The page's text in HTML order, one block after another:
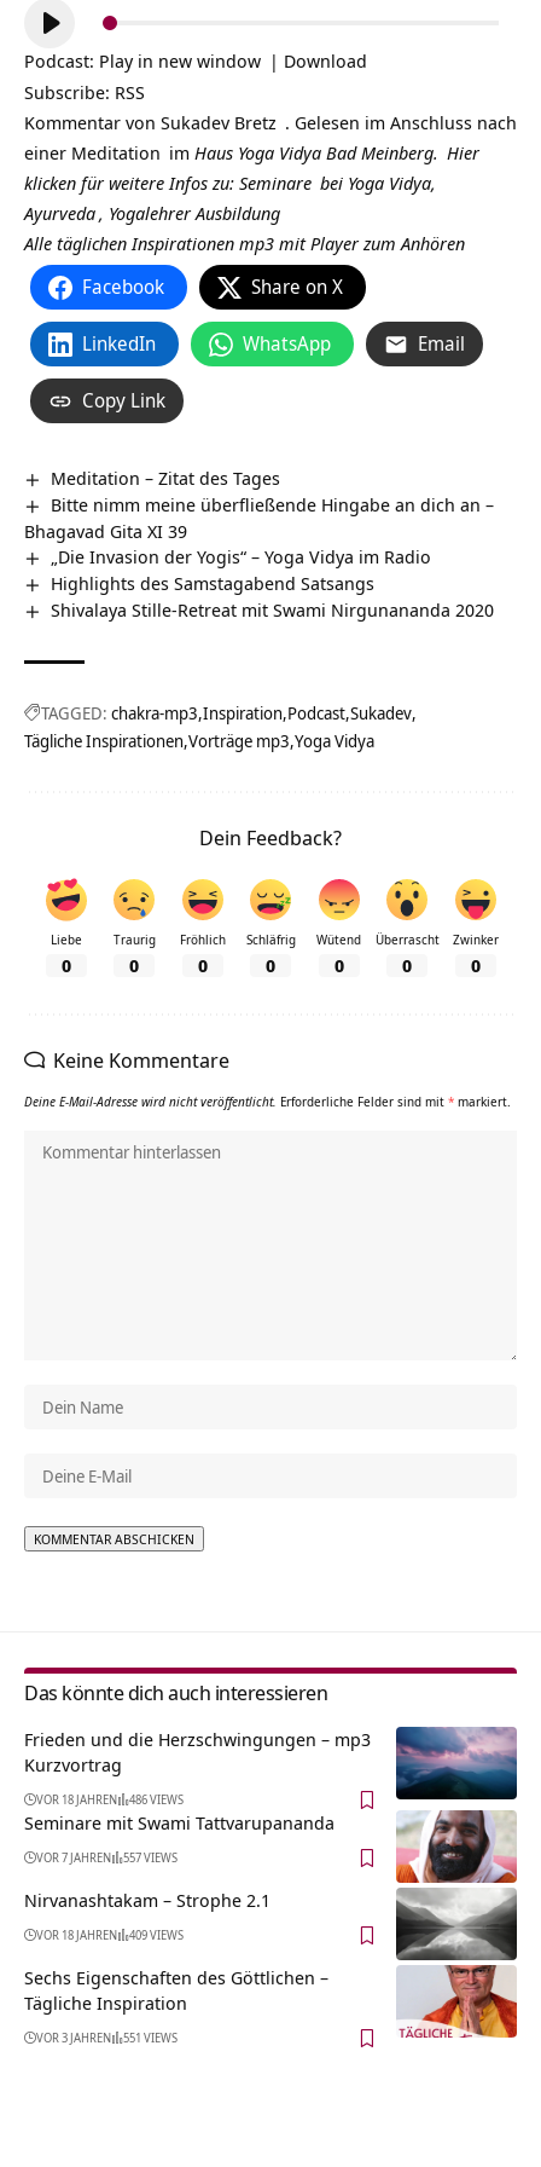
Audio-
Player
Podcast: Play in new window | Download
Subscribe: RSS
Kommentar von Sukadev Bretz . Gelesen im Anschluss nach
einer Meditation im Haus Yoga Vidya Bad Meinberg. Hier
klicken für weitere Infos zu: Seminare bei Yoga Vidya,
Ayurveda, Yogalehrer Ausbildung
Alle täglichen Inspirationen mp3 mit Player zum Anhören
Facebook Share on X
LinkedIn WhatsApp Email
Copy Link
Meditation – Zitat des Tages
Bitte nimm meine überfließende Hingabe an dich an –
Bhagavad Gita XI 39
„Die Invasion der Yogis“ – Yoga Vidya im Radio
Highlights des Samstagabend Satsangs
Shivalaya Stille-Retreat mit Swami Nirgunananda 2020
TAGGED: chakra-mp3 Inspiration Podcast Sukadev
Tägliche Inspirationen Vorträge mp3 Yoga Vidya
Dein Feedback?
Liebe
0
Traurig
0
Fröhlich
0
Schläfrig
0
Wütend
0
Überrascht
0
Zwinker
0
Keine Kommentare
Deine E-Mail-Adresse wird nicht veröffentlicht. Erforderliche Felder sind mit * markiert.
Das könnte dich auch interessieren
Frieden und die Herzschwingungen – mp3
Kurzvortrag
VOR 18 JAHREN 486 VIEWS
Seminare mit Swami Tattvarupananda
VOR 7 JAHREN 557 VIEWS
Nirvanashtakam – Strophe 2.1
VOR 18 JAHREN 409 VIEWS
Sechs Eigenschaften des Göttlichen –
Tägliche Inspiration
VOR 3 JAHREN 551 VIEWS